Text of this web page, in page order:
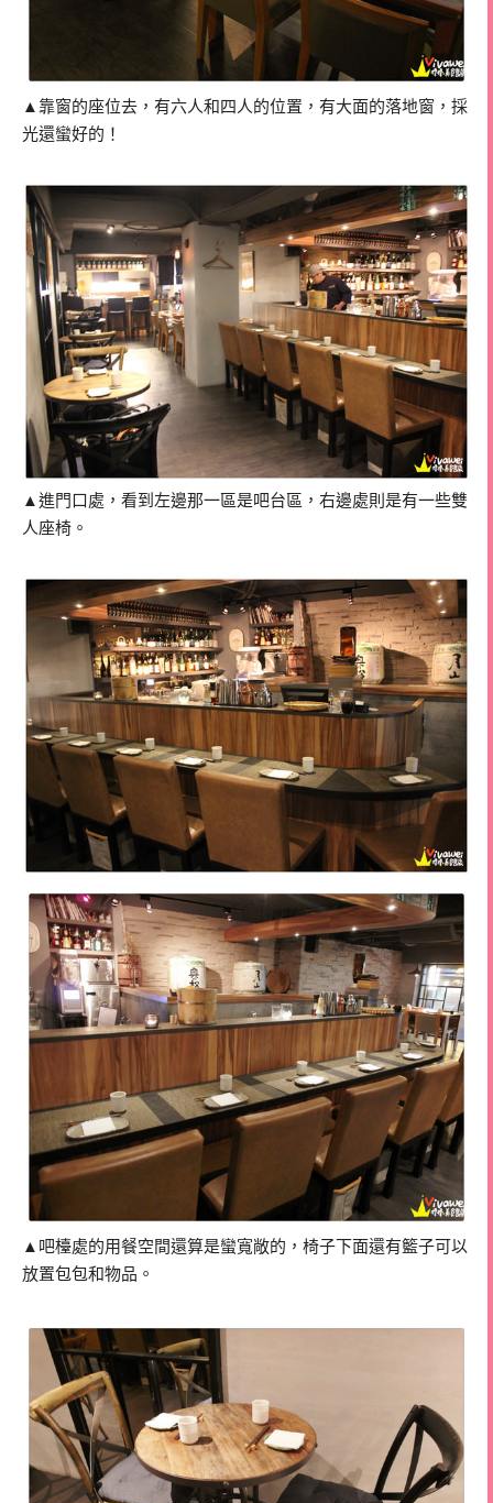
▲靠窗的座位去，有六人和四人的位置，有大面的落地窗，採
光還蠻好的！
▲進門口處，看到左邊那一區是吧台區，右邊處則是有一些雙
人座椅。
▲吧檯處的用餐空間還算是蠻寬敞的，椅子下面還有籃子可以
放置包包和物品。